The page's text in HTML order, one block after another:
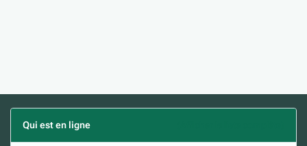
Qui est en ligne